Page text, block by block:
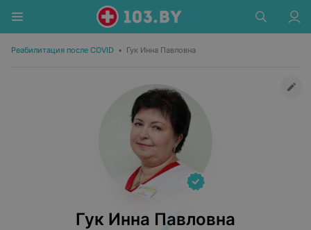
Реабилитация после COVID • Гук Инна Павловна
Гук Инна Павловна